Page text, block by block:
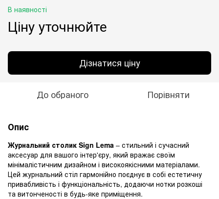
В наявності
Ціну уточнюйте
Дізнатися ціну
До обраного Порівняти
Опис
Журнальний столик Sign Lema – стильний і сучасний
аксесуар для вашого інтер'єру, який вражає своїм
мінімалістичним дизайном і високоякісними матеріалами.
Цей журнальний стіл гармонійно поєднує в собі естетичну
привабливість і функціональність, додаючи нотки розкоші
та витонченості в будь-яке приміщення.